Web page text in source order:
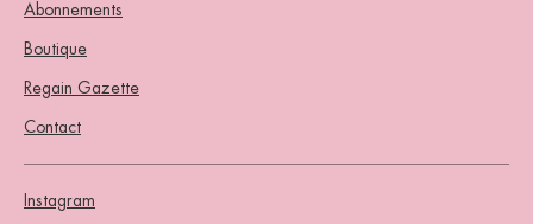
Abonnements
Boutique
Regain Gazette
Contact
Instagram